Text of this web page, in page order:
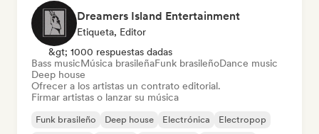
Dreamers Island Entertainment
Etiqueta, Editor
&gt; 1000 respuestas dadas
Bass musicMúsica brasileñaFunk brasileñoDance music
Deep house
Ofrecer a los artistas un contrato editorial.
Firmar artistas o lanzar su música
Funk brasileño Deep house Electrónica
Electropop